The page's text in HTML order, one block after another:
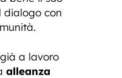
dialogo con
a lavoro
alleanza